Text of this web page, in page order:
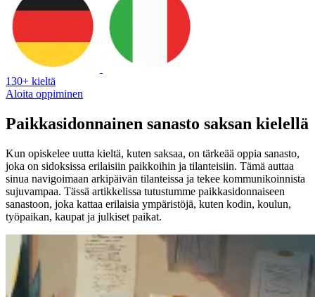
130+ kieltä
Aloita oppiminen
Paikkasidonnainen sanasto saksan kielellä
Kun opiskelee uutta kieltä, kuten saksaa, on tärkeää oppia sanasto,
joka on sidoksissa erilaisiin paikkoihin ja tilanteisiin. Tämä auttaa
sinua navigoimaan arkipäivän tilanteissa ja tekee kommunikoinnista
sujuvampaa. Tässä artikkelissa tutustumme paikkasidonnaiseen
sanastoon, joka kattaa erilaisia ympäristöjä, kuten kodin, koulun,
työpaikan, kaupat ja julkiset paikat.